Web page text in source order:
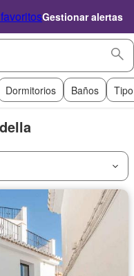
Gestionar alertas
Dormitorios Baños